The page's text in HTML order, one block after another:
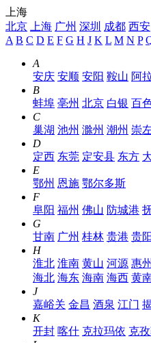
上海
北京
上海 广州 深圳 成都 西安
A B C D E F G H J K L M N P
A
安庆 安顺 安阳 鞍山 阿
B
蚌埠 亳州 北京 白银 百
C
巢湖 池州 滁州 潮州 崇
D
定西 东莞 定安县 东方
E
鄂州 恩施 鄂尔多斯
F
阜阳 福州 佛山 防城港
G
甘南 广州 桂林 贵港 贵阳
H
淮北 淮南 黄山 河源 惠州
海北 海东 海南 海西 黄
J
嘉峪关 金昌 酒泉 江门
K
开封 喀什 克拉玛依 克